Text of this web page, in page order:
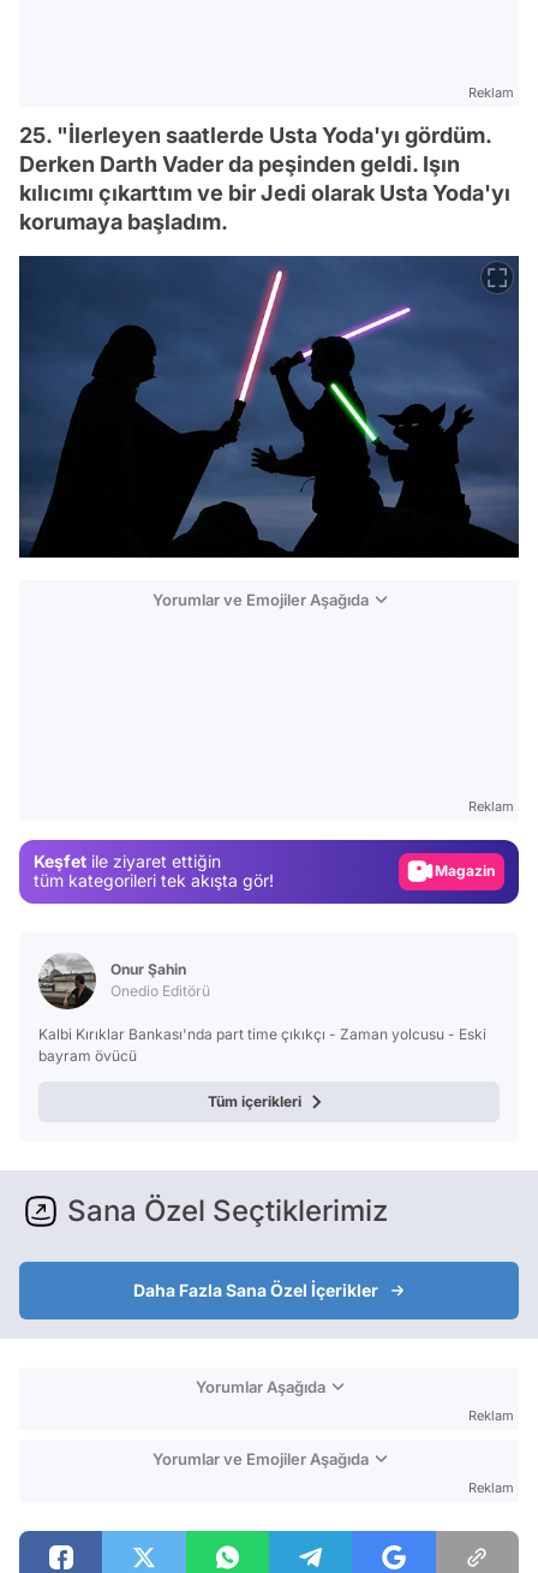
Reklam
25. "İlerleyen saatlerde Usta Yoda'yı gördüm.
Derken Darth Vader da peşinden geldi. Işın
kılıcımı çıkarttım ve bir Jedi olarak Usta Yoda'yı
korumaya başladım.
Yorumlar ve Emojiler Aşağıda
Reklam
Keşfet ile ziyaret ettiğin
tüm kategorileri tek akışta gör!
Video
Onur Şahin
Onedio Editörü
Kalbi Kırıklar Bankası'nda part time çıkıkçı - Zaman yolcusu - Eski
bayram övücü
Tüm içerikleri
Sana Özel Seçtiklerimiz
Daha Fazla Sana Özel İçerikler
Yorumlar Aşağıda
Reklam
Yorumlar ve Emojiler Aşağıda
Reklam